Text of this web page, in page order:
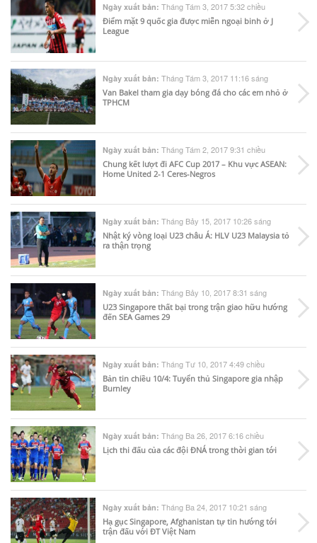
Ngày xuất bản: Tháng Tám 3, 2017 5:32 chiều
Điểm mặt 9 quốc gia được miễn ngoại binh ở J
League
Ngày xuất bản: Tháng Tám 3, 2017 11:16 sáng
Van Bakel tham gia dạy bóng đá cho các em nhỏ ở
TPHCM
Ngày xuất bản: Tháng Tám 2, 2017 9:31 chiều
Chung kết lượt đi AFC Cup 2017 – Khu vực ASEAN:
Home United 2-1 Ceres-Negros
Ngày xuất bản: Tháng Bảy 15, 2017 10:26 sáng
Nhật ký vòng loại U23 châu Á: HLV U23 Malaysia tỏ
ra thận trọng
Ngày xuất bản: Tháng Bảy 10, 2017 8:31 sáng
U23 Singapore thất bại trong trận giao hữu hướng
đến SEA Games 29
Ngày xuất bản: Tháng Tư 10, 2017 4:49 chiều
Bản tin chiều 10/4: Tuyển thủ Singapore gia nhập
Burnley
Ngày xuất bản: Tháng Ba 26, 2017 6:16 chiều
Lịch thi đấu của các đội ĐNÁ trong thời gian tới
Ngày xuất bản: Tháng Ba 24, 2017 10:21 sáng
Hạ gục Singapore, Afghanistan tự tin hướng tới
trận đấu với ĐT Việt Nam